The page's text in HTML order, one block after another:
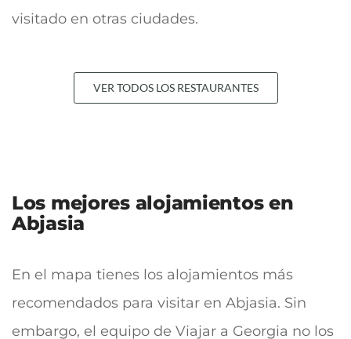
visitado en otras ciudades.
VER TODOS LOS RESTAURANTES
Los mejores alojamientos en
Abjasia
En el mapa tienes los alojamientos más
recomendados para visitar en Abjasia. Sin
embargo, el equipo de Viajar a Georgia no los